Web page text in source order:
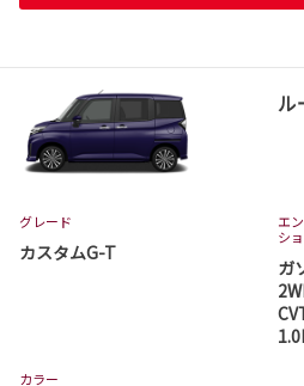
ル
グレード
カスタムG-T
エ
シ
ガ
カラー